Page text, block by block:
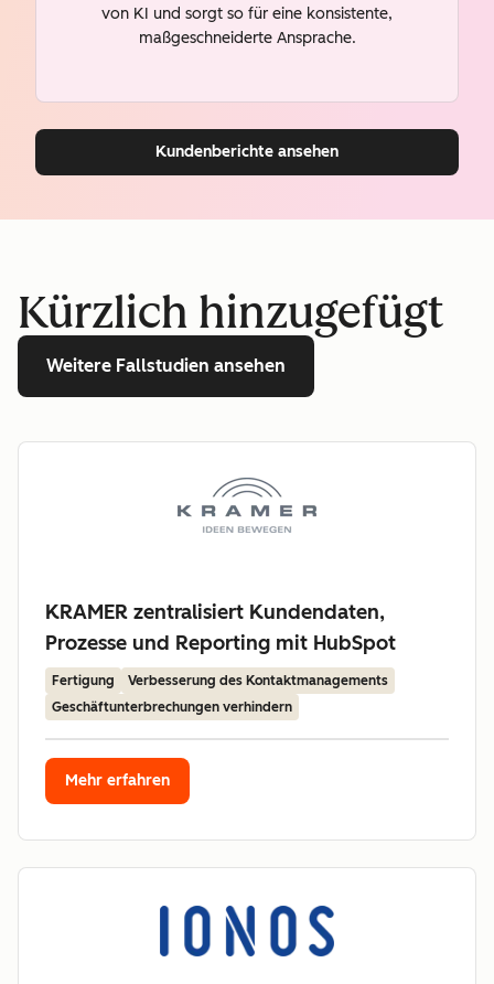
von KI und sorgt so für eine konsistente,
maßgeschneiderte Ansprache.
Kundenberichte ansehen
Kürzlich hinzugefügt
Weitere Fallstudien ansehen
KRAMER zentralisiert Kundendaten,
Prozesse und Reporting mit HubSpot
Fertigung
Verbesserung des Kontaktmanagements
Geschäftunterbrechungen verhindern
Mehr erfahren